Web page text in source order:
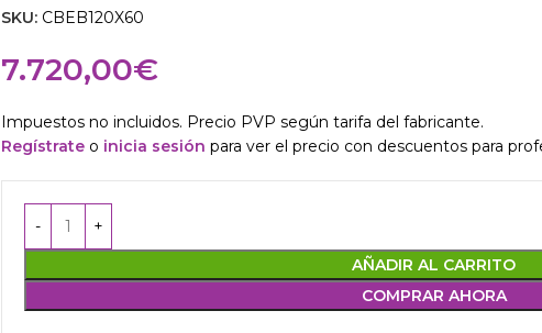
SKU: CBEB120X60
7.720,00€
Impuestos no incluidos. Precio PVP según tarifa del fabricante.
Regístrateo inicia sesión para ver el precio con descuentos para
AÑADIR AL CARRITO
COMPRAR AHORA